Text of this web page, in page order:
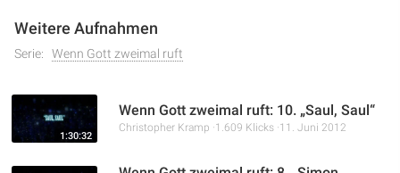
Weitere Aufnahmen
Serie: Wenn Gott zweimal ruft
1:30:32
Wenn Gott zweimal ruft: 10. „Saul, Saul“
Christopher Kramp 1.609 Klicks 11. Juni 2012